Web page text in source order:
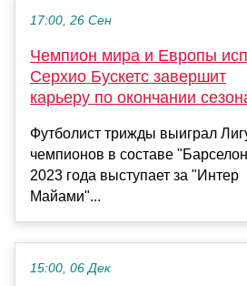
17:00, 26 Сен
Чемпион мира и Европы
Серхио Бускетс завершит
карьеру по окончании
Футболист трижды выиграл
чемпионов в составе
2023 года выступает за "Интер
Майами"...
15:00, 06 Дек